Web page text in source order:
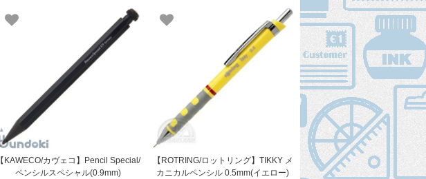
【KAWECO/カヴェコ】Pencil Special/
ペンシルスペシャル(0.9mm)
【ROTRING/ロットリング】TIKKY メ
カニカルペンシル 0.5mm(イエロー)